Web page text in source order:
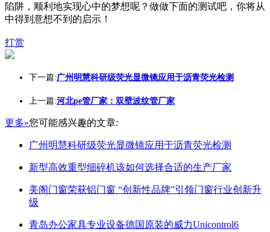
陷阱，顺利地实现心中的梦想呢？做做下面的测试吧，你将从
中得到意想不到的启示！
打赏
下一篇:广州明慧科研级荧光显微镜应用于沥青荧光检测
上一篇:河北pe管厂家：双壁波纹管厂家
更多»您可能感兴趣的文章:
广州明慧科研级荧光显微镜应用于沥青荧光检测
新型高效重型细碎机该如何选择合适的生产厂家
美阁门窗荣获铝门窗 “创新性品牌”引领门窗行业创新升
级
青岛办公家具专业设备德国原装的威力Unicontrol6